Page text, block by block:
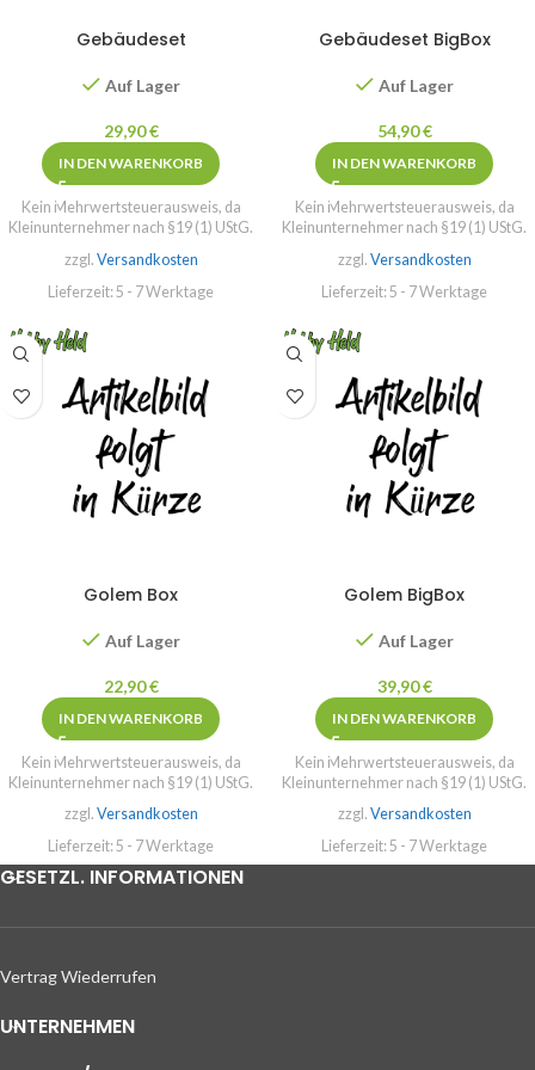
Gebäudeset
Auf Lager
29,90€
IN DEN WARENKORB
Kein Mehrwertsteuerausweis, da
Kleinunternehmer nach §19 (1) UStG.
zzgl. Versandkosten
Lieferzeit: 5 - 7 Werktage
Gebäudeset BigBox
Auf Lager
54,90€
IN DEN WARENKORB
Kein Mehrwertsteuerausweis, da
Kleinunternehmer nach §19 (1) UStG.
zzgl. Versandkosten
Lieferzeit: 5 - 7 Werktage
Golem Box
Auf Lager
22,90€
IN DEN WARENKORB
Kein Mehrwertsteuerausweis, da
Kleinunternehmer nach §19 (1) UStG.
zzgl. Versandkosten
Lieferzeit: 5 - 7 Werktage
Golem BigBox
Auf Lager
39,90€
IN DEN WARENKORB
Kein Mehrwertsteuerausweis, da
Kleinunternehmer nach §19 (1) UStG.
zzgl. Versandkosten
Lieferzeit: 5 - 7 Werktage
GESETZL. INFORMATIONEN
Vertrag Wiederrufen
UNTERNEHMEN